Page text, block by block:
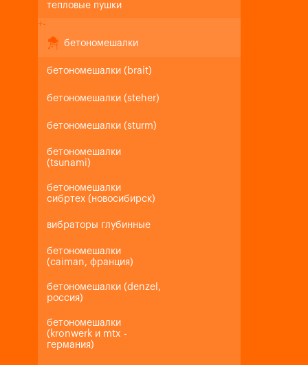
тепловые пушки
+-
бетономешалки
бетономешалки (brait)
бетономешалки (steher)
бетономешалки (sturm)
бетономешалки
(tsunami)
бетономешалки
сибртех (новосибирск)
вибраторы глубинные
бетономешалки
(caiman, франция)
бетономешалки (denzel,
россия)
бетономешалки
(kronwerk и mtx -
германия)